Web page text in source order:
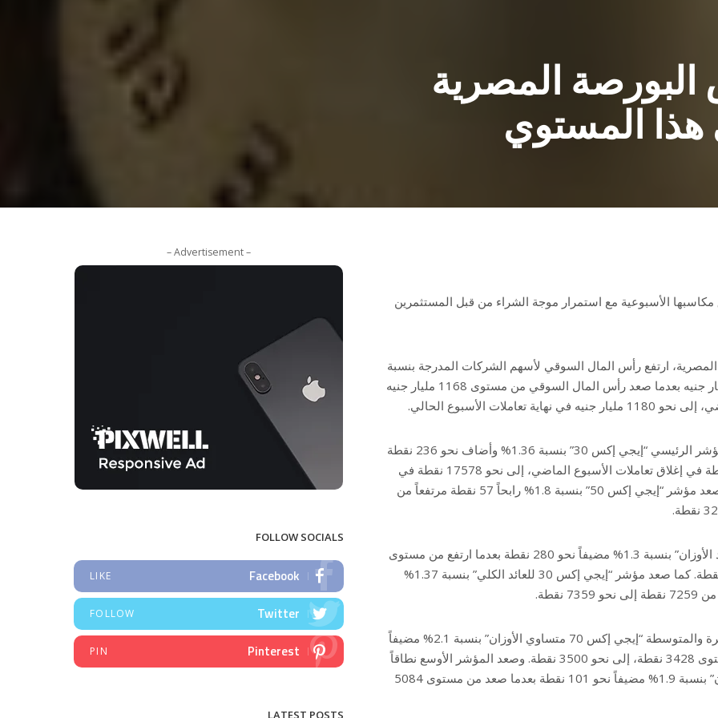
المصرية
المستوي
الأسبوعية مع استمرار موجة الشراء من قبل المستثمرين
ارتفع رأس المال السوقي لأسهم الشركات المدرجة بنسبة
1.02% لتربح الأسهم نحو 12 مليار جنيه بعدما صعد رأس المال السوقي من مستوى 1168 مليار جنيه
الأسبوع الحالي.
على صعيد المؤشرات، ارتفع المؤشر الرئيسي “إيجي إكس 30” بنسبة 1.36% وأضاف نحو 236 نقطة
بعدما زاد من مستوى 17342 نقطة في إغلاق تعاملات الأسبوع الماضي، إلى نحو 17578 نقطة في
نهاية تعاملات الأسبوع الحالي. وصعد مؤشر “إيجي إكس 50” بنسبة 1.8% رابحاً 57 نقطة مرتفعاً من
وزاد مؤشر “إيجي إكس 30 محدد الأوزان” بنسبة 1.3% مضيفاً نحو 280 نقطة بعدما ارتفع من مستوى
21074 نقطة، إلى نحو 21354 نقطة. كما صعد مؤشر “إيجي إكس 30 للعائد الكلي” بنسبة 1.37%
كما ارتفع مؤشر الشركات الصغيرة والمتوسطة “إيجي إكس 70 متساوي الأوزان” بنسبة 2.1% مضيفاً
نحو 72 نقطة بعدما صعد من مستوى 3428 نقطة، إلى نحو 3500 نقطة. وصعد المؤشر الأوسع نطاقاً
“إيجي إكس 100 متساوي الأوزان” بنسبة 1.9% مضيفاً نحو 101 نقطة بعدما صعد من مستوى 5084
– Advertisement –
FOLLOW SOCIALS
Facebook
LIKE
Twitter
FOLLOW
Pinterest
PIN
LATEST POSTS